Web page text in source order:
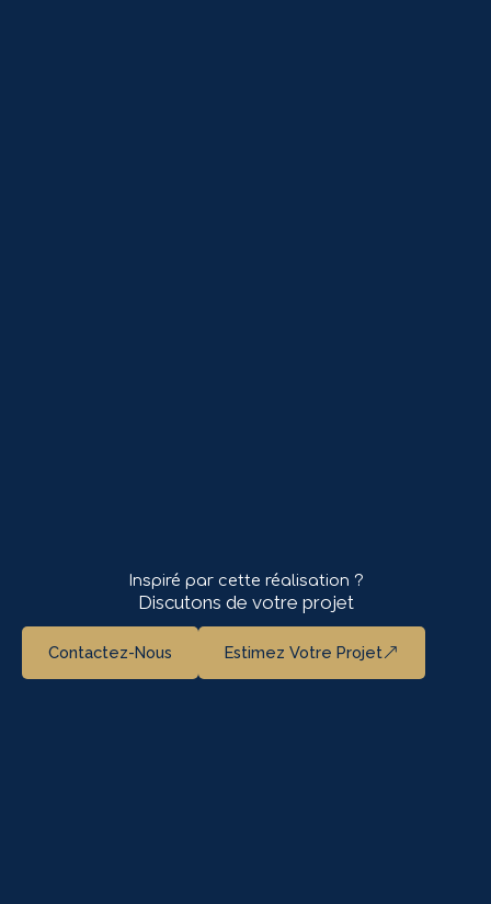
Inspiré par cette réalisation ?
Discutons de votre projet
Contactez-Nous Estimez Votre Projet